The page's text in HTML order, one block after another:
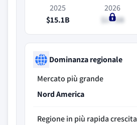
2025
$15.1B
2026
$17.6B
Dominanza regionale
Mercato più grande
Nord America
Regione in più rapida crescita